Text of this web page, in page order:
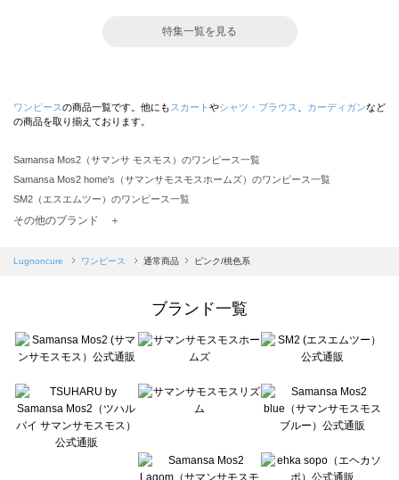
特集一覧を見る
ワンピースの商品一覧です。他にも スカート やシャツ・ブラウス カーディガンなど
の商品を取り揃えております。
Samansa Mos2（サマンサ モスモス）のワンピース一覧
Samansa Mos2 home's（サマンサモスモスホームズ）のワンピース一覧
SM2（エスエムツー）のワンピース一覧
TSUHARU by Samansa Mos2（ツハルバイサマンサモスモス）のワンピース一覧
Samansa Mos2 blue（サマンサモスモス ブルー）のワンピース一覧
sō4ū（ソウフォーユー）のワンピース一覧
Te chichi（テチチ）のワンピース一覧
Te chichi CLASSIC（テチチ クラシック）のワンピース一覧
Lugnoncure（ルノンキュール）のワンピース一覧
BETTY'S BLUE（べティーズブルー）のワンピース一覧
Wpc.（ワールドパーティー）のワンピース一覧
その他のブランド ＋
Lugnoncure ワンピース 通常商品 ピンク/桃色系
ブランド一覧